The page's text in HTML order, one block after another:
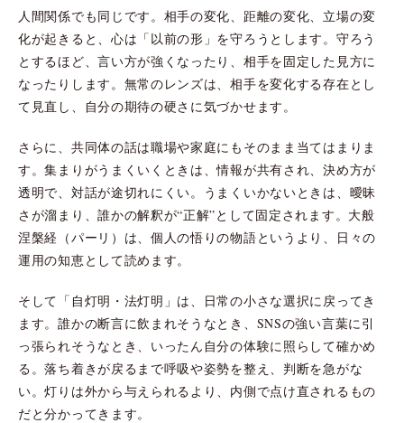
人間関係でも同じです。相手の変化、距離の変化、立場の変
化が起きると、心は「以前の形」を守ろうとします。守ろう
とするほど、言い方が強くなったり、相手を固定した見方に
なったりします。無常のレンズは、相手を変化する存在とし
て見直し、自分の期待の硬さに気づかせます。
さらに、共同体の話は職場や家庭にもそのまま当てはまりま
す。集まりがうまくいくときは、情報が共有され、決め方が
透明で、対話が途切れにくい。うまくいかないときは、曖昧
さが溜まり、誰かの解釈が“正解”として固定されます。大般
涅槃経（パーリ）は、個人の悟りの物語というより、日々の
運用の知恵として読めます。
そして「自灯明・法灯明」は、日常の小さな選択に戻ってき
ます。誰かの断言に飲まれそうなとき、SNSの強い言葉に引
っ張られそうなとき、いったん自分の体験に照らして確かめ
る。落ち着きが戻るまで呼吸や姿勢を整え、判断を急がな
い。灯りは外から与えられるより、内側で点け直されるもの
だと分かってきます。